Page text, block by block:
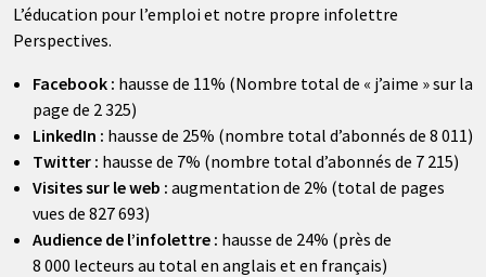
L’éducation pour l’emploi et notre propre infolettre
Perspectives.
Facebook : hausse de 11% (Nombre total de « j’aime » sur la
page de 2 325)
LinkedIn : hausse de 25% (nombre total d’abonnés de 8 011)
Twitter : hausse de 7% (nombre total d’abonnés de 7 215)
Visites sur le web : augmentation de 2% (total de pages
vues de 827 693)
Audience de l’infolettre : hausse de 24% (près de
8 000 lecteurs au total en anglais et en français)